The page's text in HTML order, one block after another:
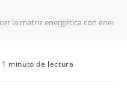
la matriz energética con
1 minuto de lectura